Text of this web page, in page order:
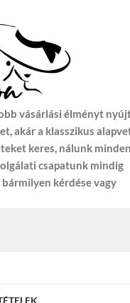
vásárlási élményt
akár a klasszikus
keres, nálunk
csapatunk mindig
kérdése vagy